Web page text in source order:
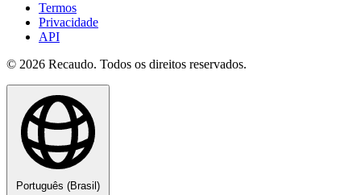
Termos
Privacidade
API
© 2026 Recaudo. Todos os direitos reservados.
Português (Brasil)